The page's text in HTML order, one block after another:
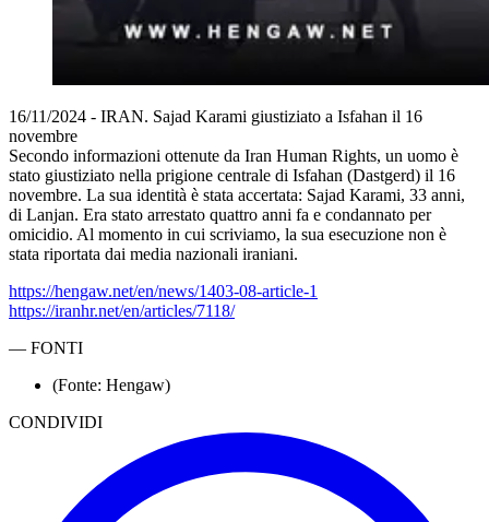
16/11/2024 - IRAN. Sajad Karami giustiziato a Isfahan il 16
novembre
Secondo informazioni ottenute da Iran Human Rights, un uomo è
stato giustiziato nella prigione centrale di Isfahan (Dastgerd) il 16
novembre. La sua identità è stata accertata: Sajad Karami, 33 anni,
di Lanjan. Era stato arrestato quattro anni fa e condannato per
omicidio. Al momento in cui scriviamo, la sua esecuzione non è
stata riportata dai media nazionali iraniani.
https://hengaw.net/en/news/1403-08-article-1
https://iranhr.net/en/articles/7118/
— FONTI
(Fonte: Hengaw)
CONDIVIDI